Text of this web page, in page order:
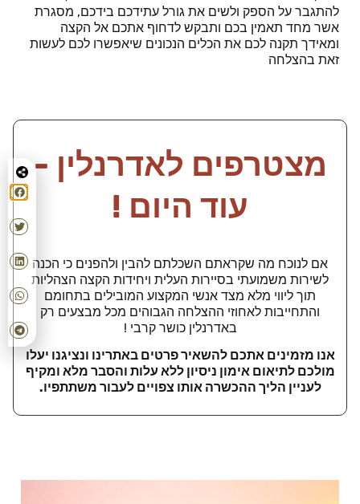
להתגבר על הספק ולשים את גורל עתידכם בידכם, מסגרת
אשר מחד תאמין בכם ותבקש לדחוף אתכם אל הקצה
ומאידך תקנה לכם את הכלים הנכונים שיאפשרו לכם לעשות
זאת בהצלחה
מצטרפים לאדרנלין -
עוד היום !
אם לנוכח מה שקראתם השכלתם להבין ולהפנים כי הכנה
לשירות משמועתי בסיירות העלית ויחידות הקצה הצהליות
תוך ליווי מלא מצד אנשי המקצוע המובילים בתחומם
והתחייבות לאחוזי ההצלחה הגבוהים מכל מבצעים רק
באדרנלין כושר קרבי !
אנו מזמינים אתכם להשאיר פרטים באתרינו ונציגנו יעלו
מולכם לתיאום אימון ניסיון ללא עלות והסבר מלא ומקיף
לעניין הליך ההכשרה אותו צפויים לעבור משתתפיו.